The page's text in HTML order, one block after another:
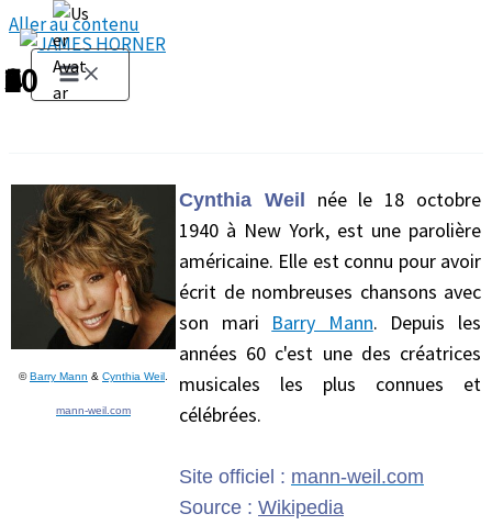
Aller au contenu
©Barry Mann & Cynthia Weil
mann-weil.com
Cynthia Weil
née le 18 octobre
1940 à New York, est une parolière
américaine. Elle est connu pour avoir
écrit de nombreuses chansons avec
son mari Barry Mann. Depuis les
années 60 c'est une des créatrices
musicales les plus connues et
célébrées.
Site officiel : mann-weil.com
Source : Wikipedia
1
2
3
4
5
6
7
8
9
10